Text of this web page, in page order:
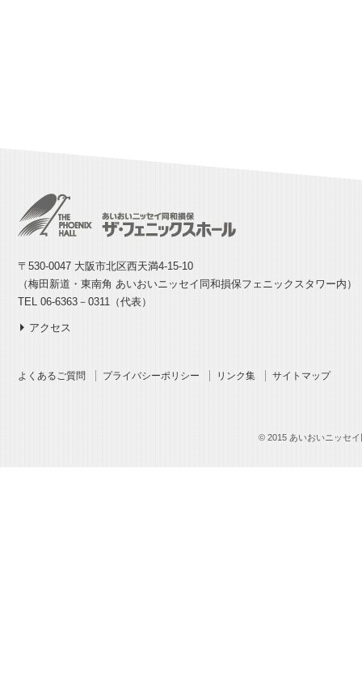
〒530-0047 大阪市北区西天満4-15-10
（梅田新道・東南角 あいおいニッセイ同和損保フェニックスタワー内）
TEL 06-6363－0311（代表）
アクセス
よくあるご質問 プライバシーポリシー リンク集 サイトマップ
© 2015 あいおいニッセ